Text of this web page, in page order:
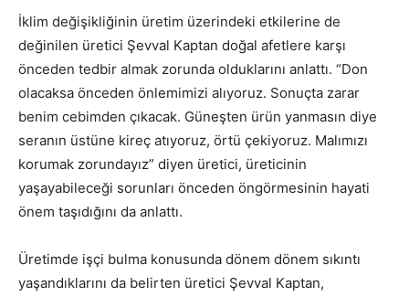
İklim değişikliğinin üretim üzerindeki etkilerine de
değinilen üretici Şevval Kaptan doğal afetlere karşı
önceden tedbir almak zorunda olduklarını anlattı. “Don
olacaksa önceden önlemimizi alıyoruz. Sonuçta zarar
benim cebimden çıkacak. Güneşten ürün yanmasın diye
seranın üstüne kireç atıyoruz, örtü çekiyoruz. Malımızı
korumak zorundayız” diyen üretici, üreticinin
yaşayabileceği sorunları önceden öngörmesinin hayati
önem taşıdığını da anlattı.
Üretimde işçi bulma konusunda dönem dönem sıkıntı
yaşandıklarını da belirten üretici Şevval Kaptan,